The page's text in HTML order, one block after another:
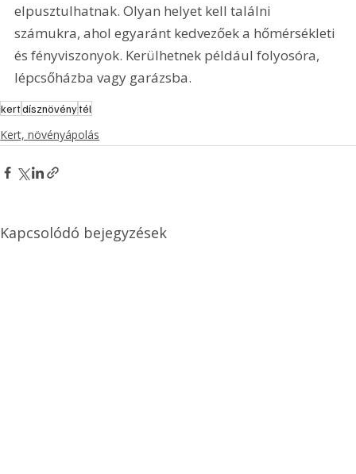
elpusztulhatnak. Olyan helyet kell találni
számukra, ahol egyaránt kedvezőek a hőmérsékleti
és fényviszonyok. Kerülhetnek például folyosóra,
lépcsőházba vagy garázsba.
kertdísznövénytél
Kert, növényápolás
Kapcsolódó bejegyzések